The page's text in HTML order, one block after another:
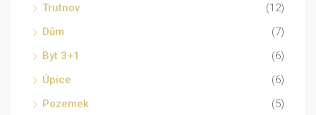
Trutnov
(12)
Dům
(7)
Byt 3+1
(6)
Úpice
(6)
Pozemek
(5)